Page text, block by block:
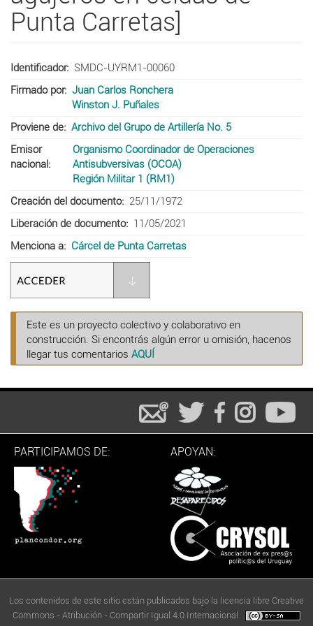
Punta Carretas]
Identificador
SMDC-UYRM1-00060
Firmado por
Juan Carlos Ronchera
Winston J. Puñales
Proviene de
Archivo del Grupo de Artillería No. 5
Emisor
nacional
Organismo Coordinador de Operaciones
Antisubversivas (OCOA)
Región Militar 1 (RM1)
Creación del documento
25/11/1972
Liberación de documento
11/05/2021
Menciona a
Cárcel de Punta Carretas
Este es un proyecto colectivo y colaborativo en
construcción. Si encontrás algún error u omisión, hacenos
llegar tus comentarios AQUÍ
PARTICIPAMOS DE: APOYAN:
Los contenidos de este sitio están publicados bajo la licencia libre Creative
Commons - Atribución - Compartir Igual 4.0 Internacional